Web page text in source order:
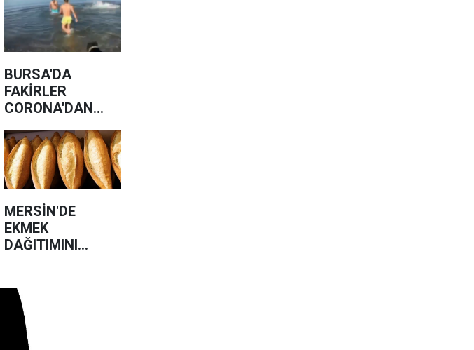
BURSA'DA
FAKİRLER
CORONA'DAN
GÖZ ALTINDA
MERSİN'DE
EKMEK
DAĞITIMINI